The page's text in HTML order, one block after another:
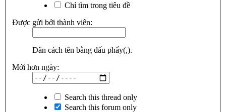
Chỉ tìm trong tiêu đề
Được gửi bởi thành viên:
Dãn cách tên bằng dấu phẩy(,).
Mới hơn ngày:
Search this thread only
Search this forum only